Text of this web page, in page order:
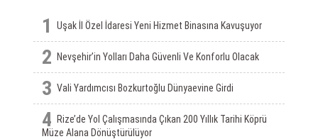
1 Uşak İl Özel İdaresi Yeni Hizmet Binasına Kavuşuyor
2 Nevşehir’in Yolları Daha Güvenli Ve Konforlu Olacak
3 Vali Yardımcısı Bozkurtoğlu Dünyaevine Girdi
4
Rize’de Yol Çalışmasında Çıkan 200 Yıllık Tarihi Köprü
Müze Alana Dönüştürülüyor